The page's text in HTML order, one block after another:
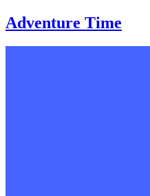
Zum
Inhalt
wechseln
Adventure Time